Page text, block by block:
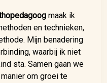
maak ik
en technieken,
Mijn benadering
waarbij ik niet
sta. Samen gaan we
om groei te